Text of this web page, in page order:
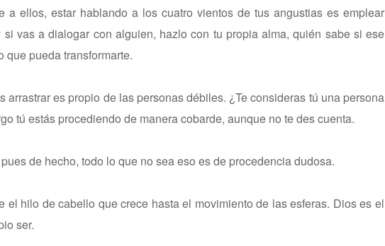
a ellos, estar hablando a los cuatro vientos de tus angustias es emplear
vas a dialogar con alguien, hazlo con tu propia alma, quién sabe si ese
que pueda transformarte.
es propio de las personas débiles. ¿Te consideras tú una persona
tú estás procediendo de manera cobarde, aunque no te des cuenta.
de hecho, todo lo que no sea eso es de procedencia dudosa.
hilo de cabello que crece hasta el movimiento de las esferas. Dios es el
ser.